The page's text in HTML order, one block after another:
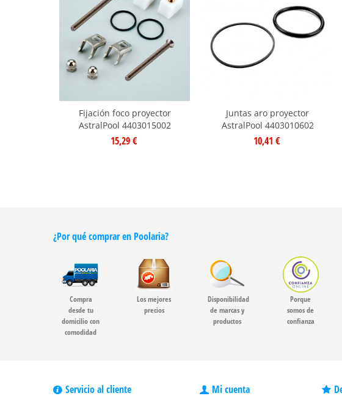
Fijación foco proyector
AstralPool 4403015002
15,29 €
Juntas aro proyector
AstralPool 4403010602
10,41 €
¿Por qué comprar en Poolaria?
Compra
desde tu
domicilio con
comodidad
Los mejores
precios
Disponibilidad
de marcas y
productos
Porque
somos de
confianza
Servicio al cliente Mi cuenta